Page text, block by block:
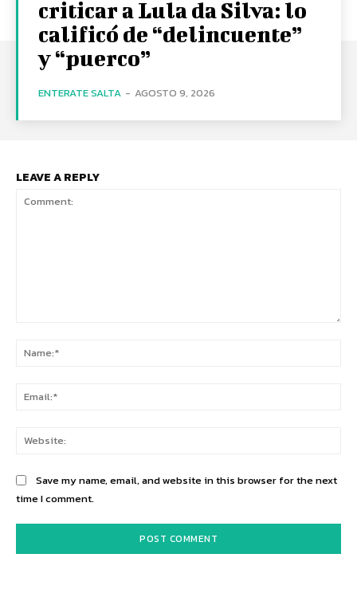
criticar a Lula da Silva: lo
calificó de “delincuente”
y “puerco”
ENTERATE SALTA - AGOSTO 9, 2026
LEAVE A REPLY
Save my name, email, and website in this browser for the next
time I comment.